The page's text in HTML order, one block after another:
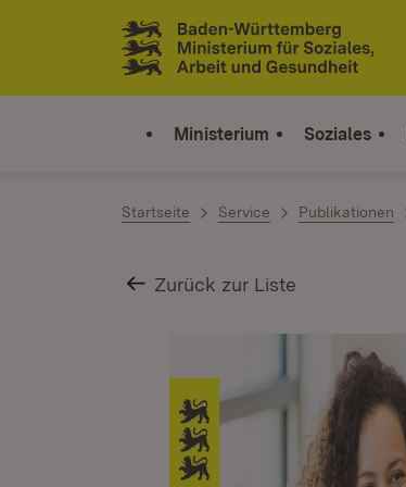
Zum Inhalt springen
Link zur Startseite
Ministerium Soziales
Startseite Service Publikationen
Zurück zur Liste